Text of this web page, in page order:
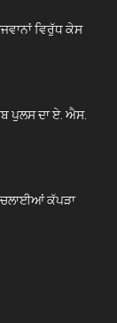
ਵਿਰੁੱਧ ਕੇਸ
ਪੁਲਸ ਦਾ ਏ. ਐਸ.
ਚਲਾਈਆਂ ਕੱਪੜਾ